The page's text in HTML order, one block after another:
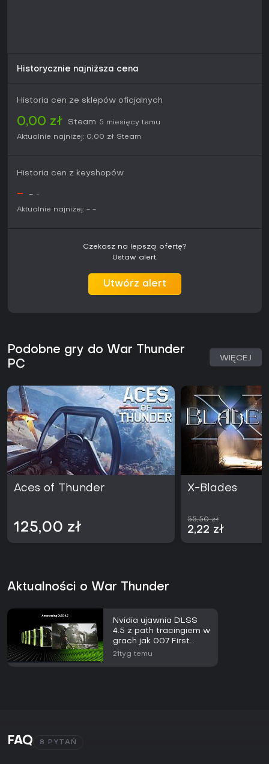
Historycznie najniższa cena
Historia cen ze sklepów oficjalnych
0,00 zł Steam 5 miesięcy temu
Aktualnie najniżej: 0,00 zł Steam
Historia cen z keyshopów
- - -
Aktualnie najniżej: - -
Czekasz na lepszą ofertę?
Ustaw alert.
Utwórz alert
Podobne gry do War Thunder
PC
WIĘCEJ
Aces of Thunder
125,00 zł
X-Blades
55,50 zł
2,22 zł
Aktualności o War Thunder
Nvidia ujawnia DLSS
4.5 z path tracingiem w
grach jak 007 First
Light i CONTROL
21tyg temu
FAQ 8 PYTAŃ